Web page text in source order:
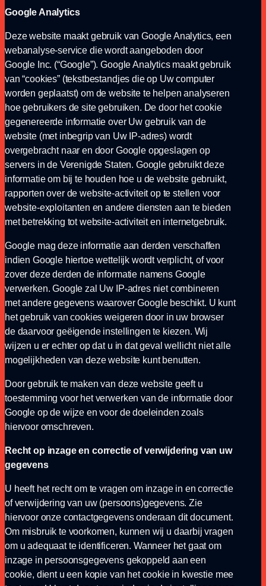
Google Analytics
Deze website maakt gebruik van Google Analytics, een
webanalyse-service die wordt aangeboden door
Google Inc. (“Google”). Google Analytics maakt gebruik
van “cookies” (tekstbestandjes die op Uw computer
worden geplaatst) om de website te helpen analyseren
hoe gebruikers de site gebruiken. De door het cookie
gegenereerde informatie over Uw gebruik van de
website (met inbegrip van Uw IP-adres) wordt
overgebracht naar en door Google opgeslagen op
servers in de Verenigde Staten. Google gebruikt deze
informatie om bij te houden hoe u de website gebruikt,
rapporten over de website-activiteit op te stellen voor
website-exploitanten en andere diensten aan te bieden
met betrekking tot website-activiteit en internetgebruik.
Google mag deze informatie aan derden verschaffen
indien Google hiertoe wettelijk wordt verplicht, of voor
zover deze derden de informatie namens Google
verwerken. Google zal Uw IP-adres niet combineren
met andere gegevens waarover Google beschikt. U kunt
het gebruik van cookies weigeren door in uw browser
de daarvoor geëigende instellingen te kiezen. Wij
wijzen u er echter op dat u in dat geval wellicht niet alle
mogelijkheden van deze website kunt benutten.
Door gebruik te maken van deze website geeft u
toestemming voor het verwerken van de informatie door
Google op de wijze en voor de doeleinden zoals
hiervoor omschreven.
Recht op inzage en correctie of verwijdering van uw
gegevens
U heeft het recht om te vragen om inzage in en correctie
of verwijdering van uw (persoons)gegevens. Zie
hiervoor onze contactgegevens onderaan dit document.
Om misbruik te voorkomen, kunnen wij u daarbij vragen
om u adequaat te identificeren. Wanneer het gaat om
inzage in persoonsgegevens gekoppeld aan een
cookie, dient u een kopie van het cookie in kwestie mee